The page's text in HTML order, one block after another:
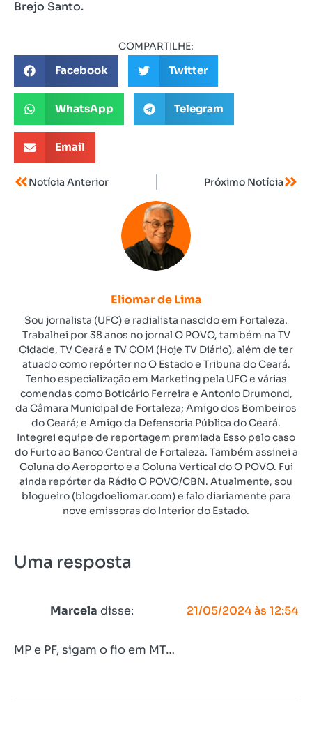
Brejo Santo.
COMPARTILHE:
Facebook Twitter
WhatsApp Telegram
Email
Notícia Anterior Próximo Notícia
Eliomar de Lima
Sou jornalista (UFC) e radialista nascido em Fortaleza.
Trabalhei por 38 anos no jornal O POVO, também na TV
Cidade, TV Ceará e TV COM (Hoje TV Diário), além de ter
atuado como repórter no O Estado e Tribuna do Ceará.
Tenho especialização em Marketing pela UFC e várias
comendas como Boticário Ferreira e Antonio Drumond,
da Câmara Municipal de Fortaleza; Amigo dos Bombeiros
do Ceará; e Amigo da Defensoria Pública do Ceará.
Integrei equipe de reportagem premiada Esso pelo caso
do Furto ao Banco Central de Fortaleza. Também assinei a
Coluna do Aeroporto e a Coluna Vertical do O POVO. Fui
ainda repórter da Rádio O POVO/CBN. Atualmente, sou
blogueiro (blogdoeliomar.com) e falo diariamente para
nove emissoras do Interior do Estado.
Uma resposta
Marcela disse: 21/05/2024 às 12:54
MP e PF, sigam o fio em MT…